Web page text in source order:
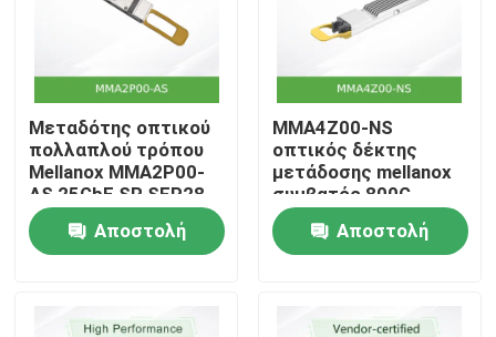
Μεταδότης οπτικού
πολλαπλού τρόπου
Mellanox MMA2P00-
AS 25GbE SR SFP28
Αποστολή
MMA4Z00-NS
οπτικός δέκτης
μετάδοσης mellanox
συμβατός 800G
2xSR4 OSFP PAM4
850nm 50mΑποστολή